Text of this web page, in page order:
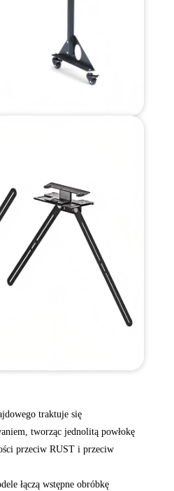
traktuje się
tworząc jednolitą powłokę
przeciw RUST i przeciw
łączą wstępne obróbkę